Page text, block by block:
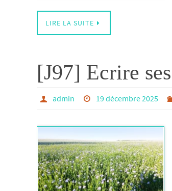
LIRE LA SUITE
[J97] Ecrire
admin 19 décembre 2025